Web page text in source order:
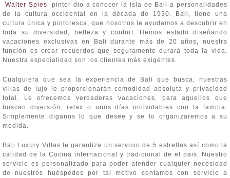
Walter Spies pintor dio a conocer la isla de Bali a personalidades
de la cultura occidental en la década de 1930. Bali, tiene una
cultura única y pintoresca, que nosotros le ayudamos a descubrir en
toda su diversidad, belleza y confort. Hemos estado diseñando
vacaciones exclusivas en Bali durante más de 20 años, nuestra
función es crear recuerdos que seguramente durará toda la vida.
Nuestra especialidad son los clientes más exigentes.
Cualquiera que sea la experiencia de Bali que busca, nuestras
villas de lujo le proporcionarán comodidad absoluta y privacidad
total. Le ofrecemos verdaderas vacaciones, para aquellos que
buscan diversión, relax o unos días inolvidables con la familia.
Simplemente diganos lo que desee y se lo organizaremos a su
medida.
Bali Luxury Villas le garantiza un servicio de 5 estrellas así como la
calidad de la Cocina internacional y tradicional de el pais. Nuestro
servicio es personalizado para poder atender cualquier necesidad
de nuestros huéspedes por tal motivo contamos con servicio a